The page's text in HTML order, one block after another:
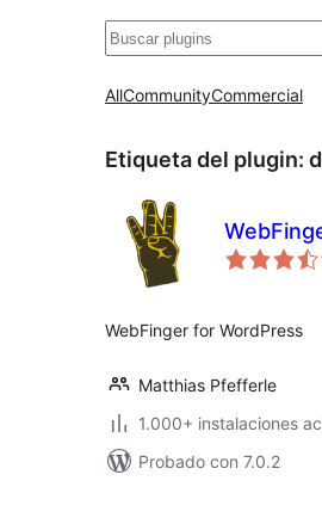
Buscar
AllCommunityCommercial
Etiqueta del plugin:
WebFinger for WordPress
Matthias Pfefferle
1.000+ instalaciones
Probado con 7.0.2